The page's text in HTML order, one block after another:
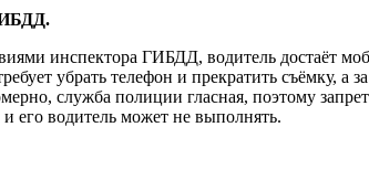
инспектора ГИБДД, водитель достаёт
убрать телефон и прекратить съёмку, а
служба полиции гласная, поэтому
его водитель может не выполнять.